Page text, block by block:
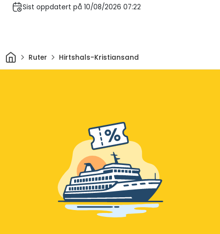
Sist oppdatert på 10/08/2026 07:22
HjemRuter Hirtshals-Kristiansand